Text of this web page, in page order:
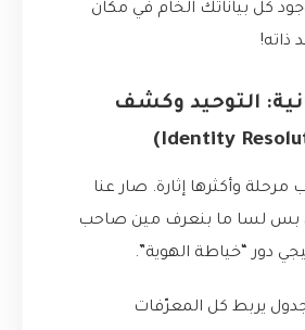
كل بياناتك الخام في مكان
ذاته!
التوحيد وكشف
وأكثرها إثارة. صار عنا
بس لسا ما بنعرف مين صاحب
دور “خياطة الهوية”.
يربط كل المعرّفات